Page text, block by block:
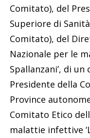
Comitato), del
Superiore di
Comitato), del
Nazionale per le
Spallanzani’, di
Presidente della
Province
Comitato Etico
malattie infettive